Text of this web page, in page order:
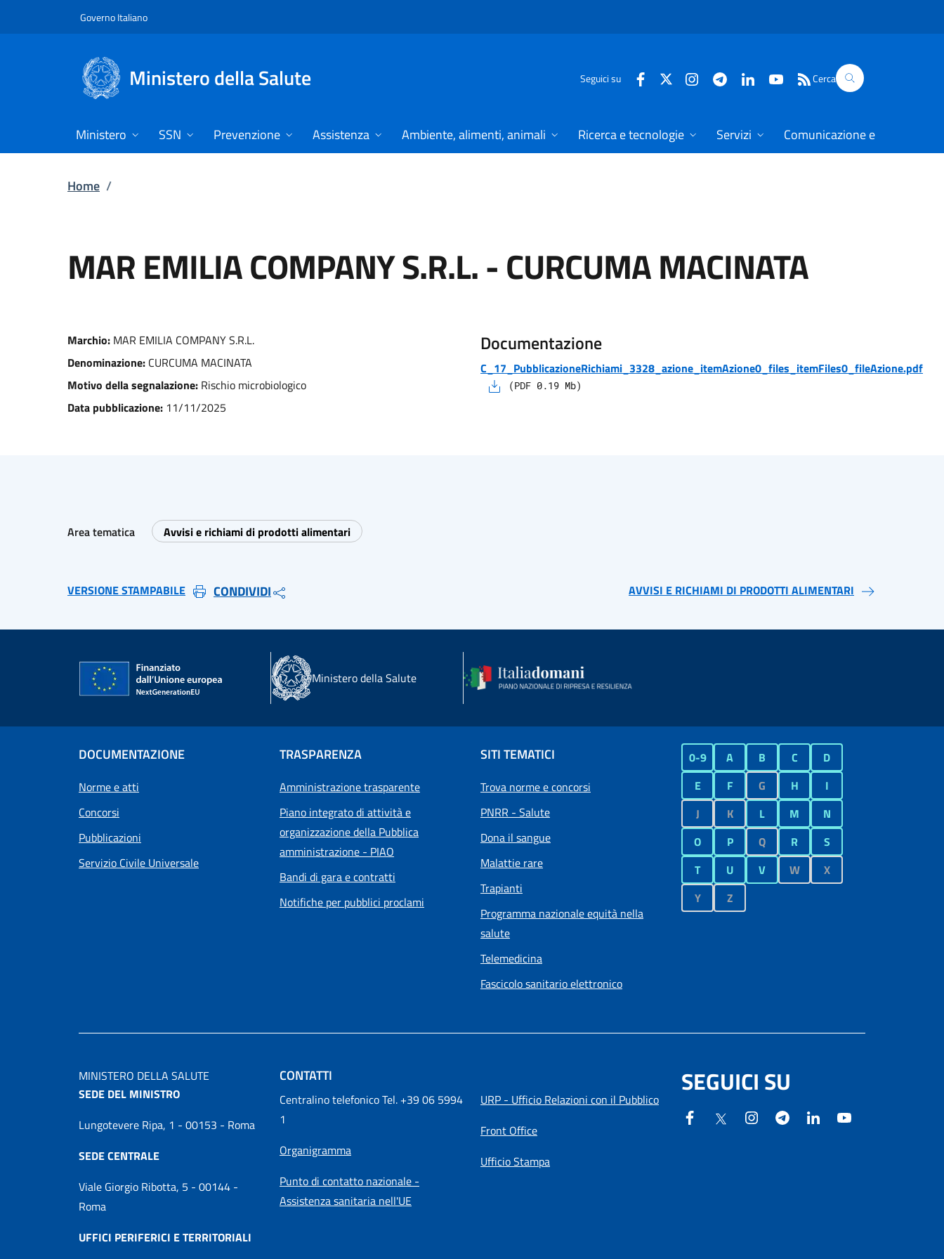
Governo Italiano
Ministero della Salute Seguici su Cerca
Ministero SSN Prevenzione Assistenza Ambiente, alimenti, animali Ricerca e tecnologie Servizi Comunicazione e dati
Home /
MAR EMILIA COMPANY S.R.L.-CURCUMA MACINATA
Marchio: MAR EMILIA COMPANY S.R.L.
Denominazione: CURCUMA MACINATA
Motivo della segnalazione: Rischio microbiologico
Data pubblicazione: 11/11/2025
Documentazione
C_17_PubblicazioneRichiami_3328_azione_itemAzione0_files_itemFiles0_fileAzione.pdf
(PDF 0.19 Mb)
Area tematica Avvisi e richiami di prodotti alimentari
VERSIONE STAMPABILE CONDIVIDI AVVISI E RICHIAMI DI PRODOTTI ALIMENTARI
Ministero della Salute
DOCUMENTAZIONE
Norme e atti
Concorsi
Pubblicazioni
Servizio Civile Universale
TRASPARENZA
Amministrazione trasparente
Piano integrato di attività e
organizzazione della Pubblica
amministrazione - PIAO
Bandi di gara e contratti
Notifiche per pubblici proclami
SITI TEMATICI
Trova norme e concorsi
PNRR - Salute
Dona il sangue
Malattie rare
Trapianti
Programma nazionale equità nella
salute
Telemedicina
Fascicolo sanitario elettronico
0-9 A B C
D
E
F G H
I
J
K L M
N
O
P Q R
S
T
U V W
X
Y
Z
MINISTERO DELLA SALUTE
SEDE DEL MINISTRO
Lungotevere Ripa, 1 - 00153 - Roma
SEDE CENTRALE
Viale Giorgio Ribotta, 5 - 00144 -
Roma
UFFICI PERIFERICI E TERRITORIALI
CONTATTI
Centralino telefonico Tel. +39 06 5994
1
Organigramma
Punto di contatto nazionale -
Assistenza sanitaria nell'UE
URP - Ufficio Relazioni con il Pubblico
Front Office
Ufficio Stampa
SEGUICI SU